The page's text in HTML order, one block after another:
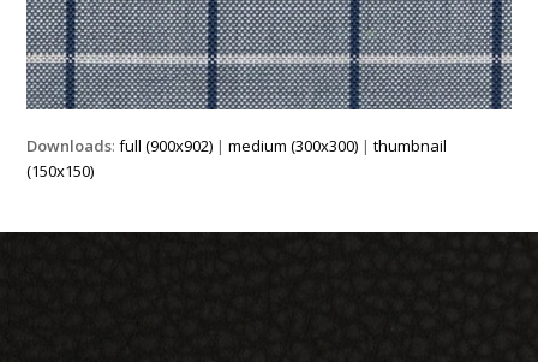
Downloads:full (900x902) |medium (300x300) |thumbnail
(150x150)